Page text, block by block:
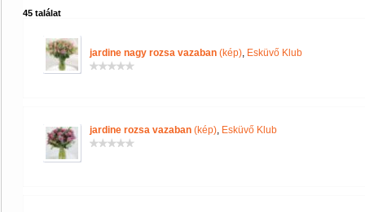
45 találat
jardine nagy rozsa vazaban (kép), Esküvő Klub
jardine rozsa vazaban (kép), Esküvő Klub